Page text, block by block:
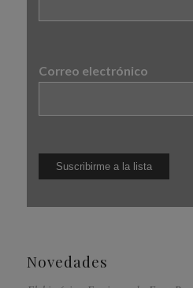
Correo electrónico
Novedades